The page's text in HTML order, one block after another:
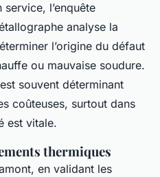
l’enquête
analyse la
l’origine du défaut
ou mauvaise soudure.
souvent déterminant
coûteuses, surtout dans
est vitale.
thermiques
en validant les